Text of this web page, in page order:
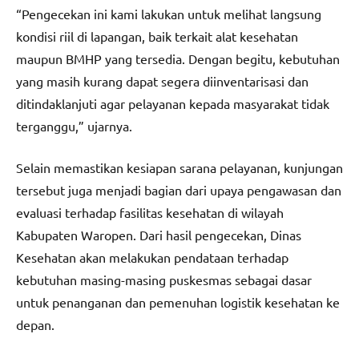
“Pengecekan ini kami lakukan untuk melihat langsung
kondisi riil di lapangan, baik terkait alat kesehatan
maupun BMHP yang tersedia. Dengan begitu, kebutuhan
yang masih kurang dapat segera diinventarisasi dan
ditindaklanjuti agar pelayanan kepada masyarakat tidak
terganggu,” ujarnya.
Selain memastikan kesiapan sarana pelayanan, kunjungan
tersebut juga menjadi bagian dari upaya pengawasan dan
evaluasi terhadap fasilitas kesehatan di wilayah
Kabupaten Waropen. Dari hasil pengecekan, Dinas
Kesehatan akan melakukan pendataan terhadap
kebutuhan masing-masing puskesmas sebagai dasar
untuk penanganan dan pemenuhan logistik kesehatan ke
depan.